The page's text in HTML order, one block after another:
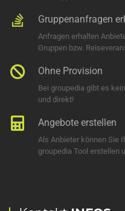
Gruppenanfragen
Anfragen erhalten
Gruppen bzw.
Ohne Provision
Bei groupedia gibt es
und direkt!
Angebote erstellen
Als Anbieter können Sie
groupedia Tool erstellen